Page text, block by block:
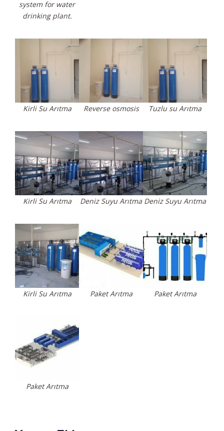
system for water
drinking plant.
Kirli Su Arıtma Reverse osmosis Tuzlu su Arıtma
Kirli Su Arıtma Deniz Suyu Arıtma Deniz Suyu Arıtma
Kirli Su Arıtma Paket Arıtma Paket Arıtma
Paket Arıtma